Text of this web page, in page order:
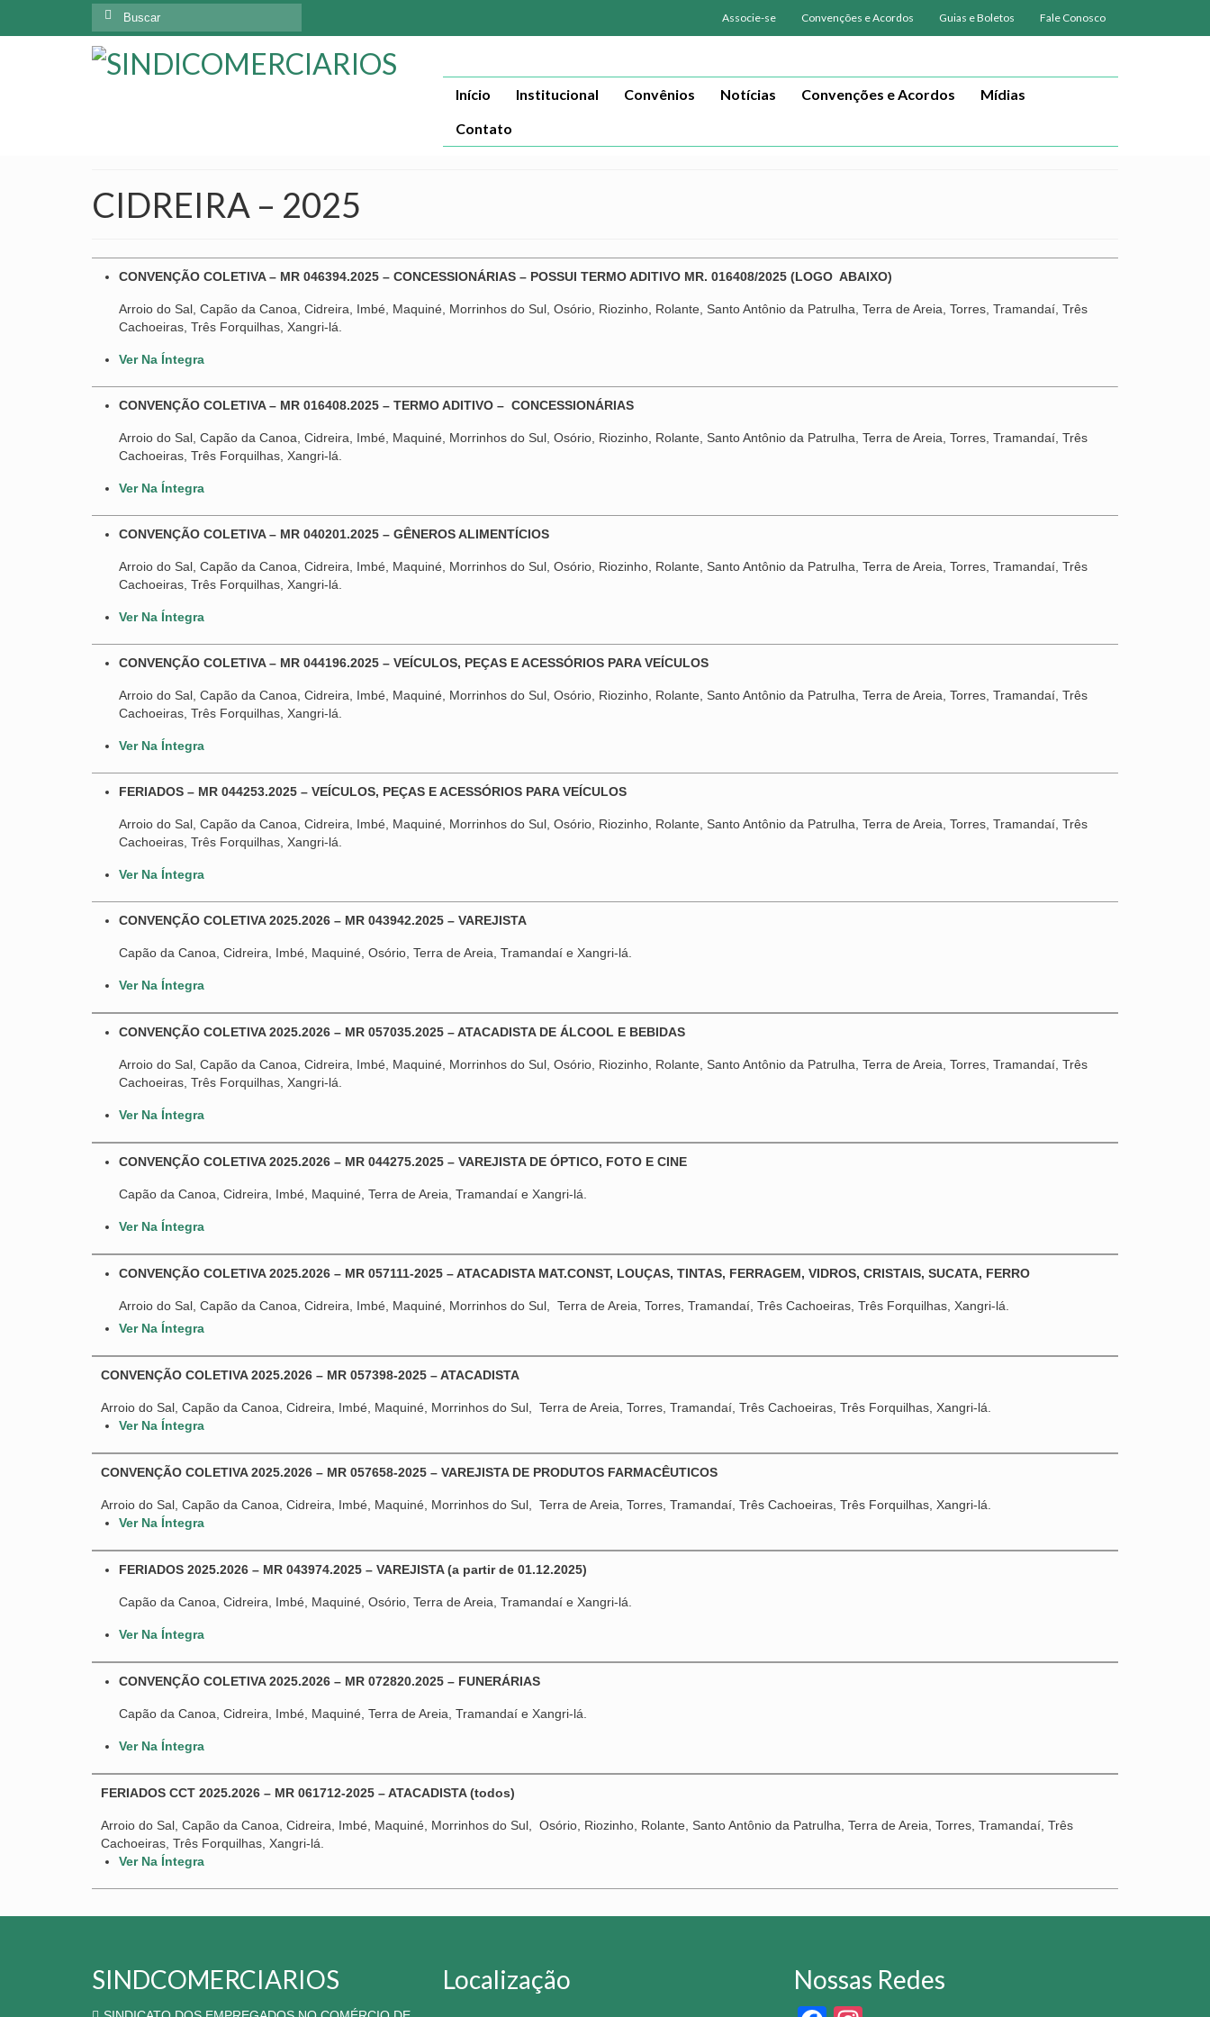
Associe-se Convenções e Acordos Guias e Boletos Fale Conosco
Início Institucional Convênios Notícias Convenções e Acordos
Mídias
Contato
CIDREIRA – 2025
CONVENÇÃO COLETIVA – MR 046394.2025 – CONCESSIONÁRIAS – POSSUI TERMO ADITIVO MR. 016408/2025 (LOGO ABAIXO)
Arroio do Sal, Capão da Canoa, Cidreira, Imbé, Maquiné, Morrinhos do Sul, Osório, Riozinho, Rolante, Santo Antônio da Patrulha, Terra de Areia, Torres, Tramandaí, Três
Cachoeiras, Três Forquilhas, Xangri-lá.
Ver Na Íntegra
CONVENÇÃO COLETIVA – MR 016408.2025 – TERMO ADITIVO – CONCESSIONÁRIAS
Arroio do Sal, Capão da Canoa, Cidreira, Imbé, Maquiné, Morrinhos do Sul, Osório, Riozinho, Rolante, Santo Antônio da Patrulha, Terra de Areia, Torres, Tramandaí, Três
Cachoeiras, Três Forquilhas, Xangri-lá.
Ver Na Íntegra
CONVENÇÃO COLETIVA – MR 040201.2025 – GÊNEROS ALIMENTÍCIOS
Arroio do Sal, Capão da Canoa, Cidreira, Imbé, Maquiné, Morrinhos do Sul, Osório, Riozinho, Rolante, Santo Antônio da Patrulha, Terra de Areia, Torres, Tramandaí, Três
Cachoeiras, Três Forquilhas, Xangri-lá.
Ver Na Íntegra
CONVENÇÃO COLETIVA – MR 044196.2025 – VEÍCULOS, PEÇAS E ACESSÓRIOS PARA VEÍCULOS
Arroio do Sal, Capão da Canoa, Cidreira, Imbé, Maquiné, Morrinhos do Sul, Osório, Riozinho, Rolante, Santo Antônio da Patrulha, Terra de Areia, Torres, Tramandaí, Três
Cachoeiras, Três Forquilhas, Xangri-lá.
Ver Na Íntegra
FERIADOS – MR 044253.2025 – VEÍCULOS, PEÇAS E ACESSÓRIOS PARA VEÍCULOS
Arroio do Sal, Capão da Canoa, Cidreira, Imbé, Maquiné, Morrinhos do Sul, Osório, Riozinho, Rolante, Santo Antônio da Patrulha, Terra de Areia, Torres, Tramandaí, Três
Cachoeiras, Três Forquilhas, Xangri-lá.
Ver Na Íntegra
CONVENÇÃO COLETIVA 2025.2026 – MR 043942.2025 – VAREJISTA
Capão da Canoa, Cidreira, Imbé, Maquiné, Osório, Terra de Areia, Tramandaí e Xangri-lá.
Ver Na Íntegra
CONVENÇÃO COLETIVA 2025.2026 – MR 057035.2025 – ATACADISTA DE ÁLCOOL E BEBIDAS
Arroio do Sal, Capão da Canoa, Cidreira, Imbé, Maquiné, Morrinhos do Sul, Osório, Riozinho, Rolante, Santo Antônio da Patrulha, Terra de Areia, Torres, Tramandaí, Três
Cachoeiras, Três Forquilhas, Xangri-lá.
Ver Na Íntegra
CONVENÇÃO COLETIVA 2025.2026 – MR 044275.2025 – VAREJISTA DE ÓPTICO, FOTO E CINE
Capão da Canoa, Cidreira, Imbé, Maquiné, Terra de Areia, Tramandaí e Xangri-lá.
Ver Na Íntegra
CONVENÇÃO COLETIVA 2025.2026 – MR 057111-2025 – ATACADISTA MAT.CONST, LOUÇAS, TINTAS, FERRAGEM, VIDROS, CRISTAIS, SUCATA, FERRO
Arroio do Sal, Capão da Canoa, Cidreira, Imbé, Maquiné, Morrinhos do Sul, Terra de Areia, Torres, Tramandaí, Três Cachoeiras, Três Forquilhas, Xangri-lá.
Ver Na Íntegra
CONVENÇÃO COLETIVA 2025.2026 – MR 057398-2025 – ATACADISTA
Arroio do Sal, Capão da Canoa, Cidreira, Imbé, Maquiné, Morrinhos do Sul, Terra de Areia, Torres, Tramandaí, Três Cachoeiras, Três Forquilhas, Xangri-lá.
Ver Na Íntegra
CONVENÇÃO COLETIVA 2025.2026 – MR 057658-2025 – VAREJISTA DE PRODUTOS FARMACÊUTICOS
Arroio do Sal, Capão da Canoa, Cidreira, Imbé, Maquiné, Morrinhos do Sul, Terra de Areia, Torres, Tramandaí, Três Cachoeiras, Três Forquilhas, Xangri-lá.
Ver Na Íntegra
FERIADOS 2025.2026 – MR 043974.2025 – VAREJISTA (a partir de 01.12.2025)
Capão da Canoa, Cidreira, Imbé, Maquiné, Osório, Terra de Areia, Tramandaí e Xangri-lá.
Ver Na Íntegra
CONVENÇÃO COLETIVA 2025.2026 – MR 072820.2025 – FUNERÁRIAS
Capão da Canoa, Cidreira, Imbé, Maquiné, Terra de Areia, Tramandaí e Xangri-lá.
Ver Na Íntegra
FERIADOS CCT 2025.2026 – MR 061712-2025 – ATACADISTA (todos)
Arroio do Sal, Capão da Canoa, Cidreira, Imbé, Maquiné, Morrinhos do Sul, Osório, Riozinho, Rolante, Santo Antônio da Patrulha, Terra de Areia, Torres, Tramandaí, Três
Cachoeiras, Três Forquilhas, Xangri-lá.
Ver Na Íntegra
SINDCOMERCIARIOS Localização Nossas Redes